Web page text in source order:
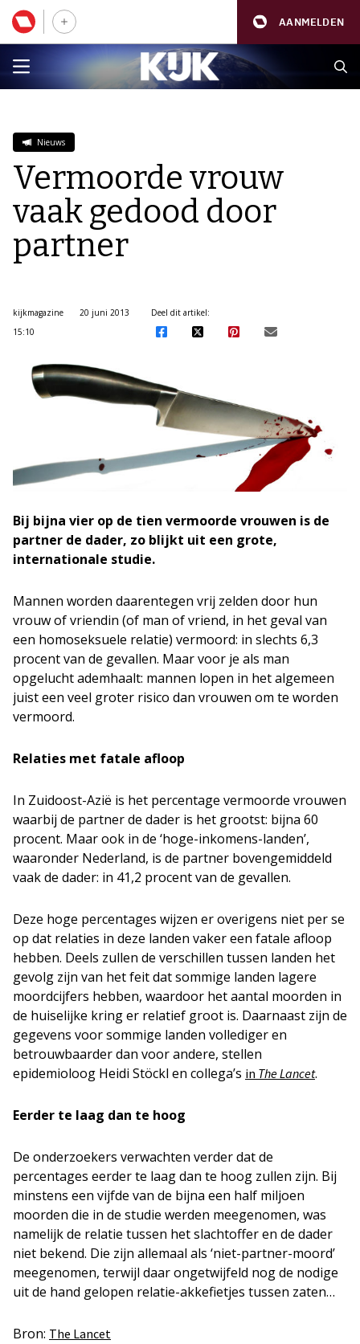
AANMELDEN
Nieuws
Vermoorde vrouw
vaak gedood door
partner
kijkmagazine
20 juni 2013
15:10
Deel dit artikel:
Bij bijna vier op de tien vermoorde vrouwen is de
partner de dader, zo blijkt uit een grote,
internationale studie.
Mannen worden daarentegen vrij zelden door hun
vrouw of vriendin (of man of vriend, in het geval van
een homoseksuele relatie) vermoord: in slechts 6,3
procent van de gevallen. Maar voor je als man
opgelucht ademhaalt: mannen lopen in het algemeen
juist een veel groter risico dan vrouwen om te worden
vermoord.
Relaties met fatale afloop
In Zuidoost-Azië is het percentage vermoorde vrouwen
waarbij de partner de dader is het grootst: bijna 60
procent. Maar ook in de ‘hoge-inkomens-landen’,
waaronder Nederland, is de partner bovengemiddeld
vaak de dader: in 41,2 procent van de gevallen.
Deze hoge percentages wijzen er overigens niet per se
op dat relaties in deze landen vaker een fatale afloop
hebben. Deels zullen de verschillen tussen landen het
gevolg zijn van het feit dat sommige landen lagere
moordcijfers hebben, waardoor het aantal moorden in
de huiselijke kring er relatief groot is. Daarnaast zijn de
gegevens voor sommige landen vollediger en
betrouwbaarder dan voor andere, stellen
epidemioloog Heidi Stöckl en collega’s in The Lancet.
Eerder te laag dan te hoog
De onderzoekers verwachten verder dat de
percentages eerder te laag dan te hoog zullen zijn. Bij
minstens een vijfde van de bijna een half miljoen
moorden die in de studie werden meegenomen, was
namelijk de relatie tussen het slachtoffer en de dader
niet bekend. Die zijn allemaal als ‘niet-partner-moord’
meegenomen, terwijl daar ongetwijfeld nog de nodige
uit de hand gelopen relatie-akkefietjes tussen zaten…
Bron: The Lancet